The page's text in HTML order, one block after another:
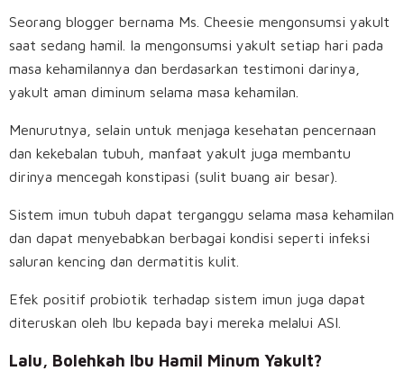
Seorang blogger bernama Ms. Cheesie mengonsumsi yakult
saat sedang hamil. Ia mengonsumsi yakult setiap hari pada
masa kehamilannya dan berdasarkan testimoni darinya,
yakult aman diminum selama masa kehamilan.
Menurutnya, selain untuk menjaga kesehatan pencernaan
dan kekebalan tubuh, manfaat yakult juga membantu
dirinya mencegah konstipasi (sulit buang air besar).
Sistem imun tubuh dapat terganggu selama masa kehamilan
dan dapat menyebabkan berbagai kondisi seperti infeksi
saluran kencing dan dermatitis kulit.
Efek positif probiotik terhadap sistem imun juga dapat
diteruskan oleh Ibu kepada bayi mereka melalui ASI.
Lalu, Bolehkah Ibu Hamil Minum Yakult?